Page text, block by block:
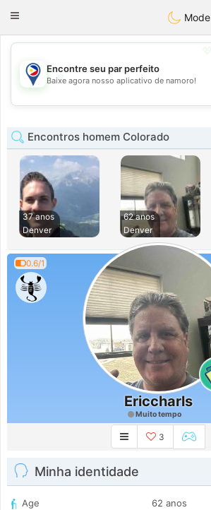
PhilippinesChat
Toggle
Mode
💖
💕
Encontre seu par perfeito
Baixe agora nosso aplicativo de namoro!
Encontros homem Colorado
37 anos
Denver
62 anos
Denver
0.6/1
Ericcharls
Muito tempo
3
Minha identidade
Age
62 anos